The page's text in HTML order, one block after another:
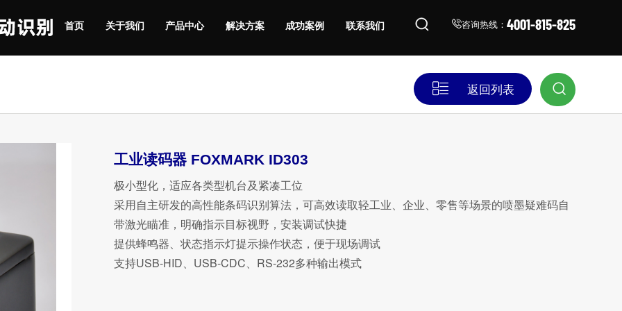
首页 关于我们 产品中心 解决方案 成功案例 联系我们 咨询热线： 4001-815-825
返回列表
工业读码器 FOXMARK ID303
极小型化，适应各类型机台及紧凑工位
采用自主研发的高性能条码识别算法，可高效读取轻工业、企业、零售等场景的喷墨疑难码自
带激光瞄准，明确指示目标视野，安装调试快捷
提供蜂鸣器、状态指示灯提示操作状态，便于现场调试
支持USB-HID、USB-CDC、RS-232多种输出模式